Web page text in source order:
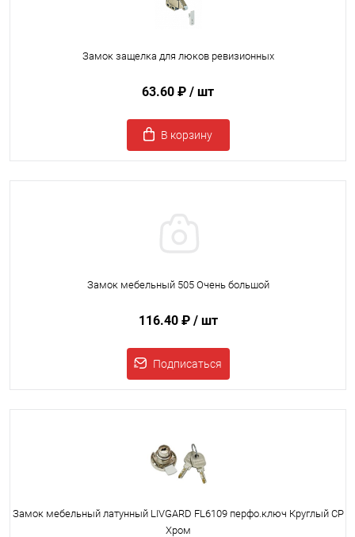
Замок защелка для люков ревизионных
63.60 ₽ / шт
В корзину
Замок мебельный 505 Очень большой
116.40 ₽ / шт
Подписаться
Замок мебельный латунный LIVGARD FL6109 перфо.ключ Круглый CP
Хром